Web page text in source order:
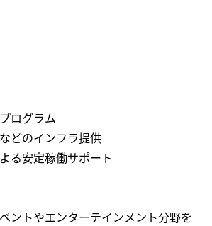
ログラム
どのインフラ提供
る安定稼働サポート
ントやエンターテインメント分野を